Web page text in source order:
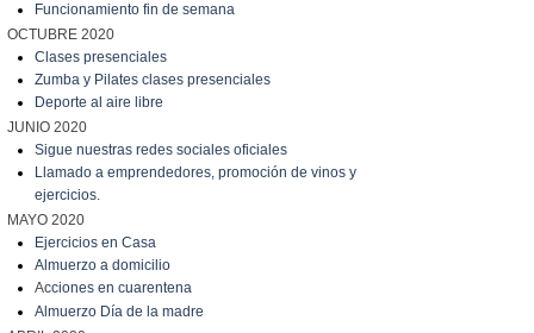
Funcionamiento fin de semana
OCTUBRE 2020
Clases presenciales
Zumba y Pilates clases presenciales
Deporte al aire libre
JUNIO 2020
Sigue nuestras redes sociales oficiales
Llamado a emprendedores, promoción de vinos y
ejercicios.
MAYO 2020
Ejercicios en Casa
Almuerzo a domicilio
Acciones en cuarentena
Almuerzo Día de la madre